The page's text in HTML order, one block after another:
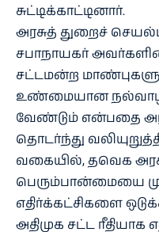
சுட்டிக்காட்டினார்.
அரசுத் துறைச்
சபாநாயகர்
சட்டமன்ற
உண்மையான
வேண்டும் என்பதை
தொடர்ந்து
வகையில், தவெக
பெரும்பான்மையை
எதிர்க்கட்சிகளை
அதிமுக சட்ட